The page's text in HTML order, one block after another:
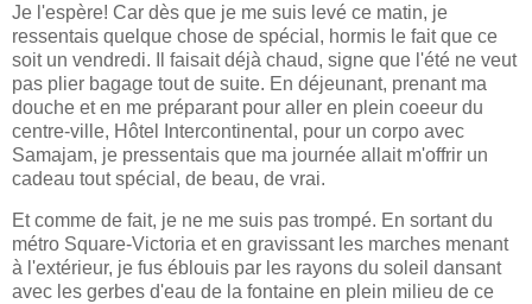
Je l'espère! Car dès que je me suis levé ce matin, je
ressentais quelque chose de spécial, hormis le fait que ce
soit un vendredi. Il faisait déjà chaud, signe que l'été ne veut
pas plier bagage tout de suite. En déjeunant, prenant ma
douche et en me préparant pour aller en plein coeeur du
centre-ville, Hôtel Intercontinental, pour un corpo avec
Samajam, je pressentais que ma journée allait m'offrir un
cadeau tout spécial, de beau, de vrai.
Et comme de fait, je ne me suis pas trompé. En sortant du
métro Square-Victoria et en gravissant les marches menant
à l'extérieur, je fus éblouis par les rayons du soleil dansant
avec les gerbes d'eau de la fontaine en plein milieu de ce